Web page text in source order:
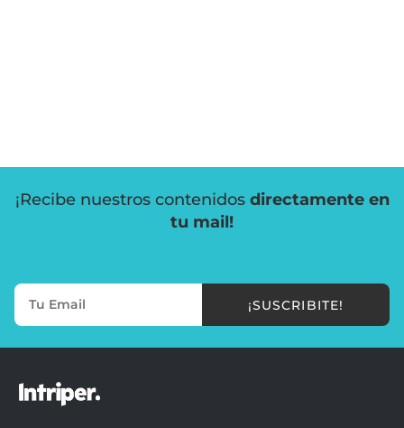
¡Recibe nuestros contenidos directamente en
tu mail!
¡SUSCRIBITE!